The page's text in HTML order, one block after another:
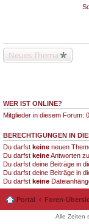
Neues Thema
WER IST ONLINE?
Mitglieder in diesem Forum:
BERECHTIGUNGEN IN
Du darfst keine neuen
Du darfst keineAntworten
Du darfst deine Beiträge in
Du darfst deine Beiträge in
Du darfst keine
Portal Foren-
Alle Zeiten